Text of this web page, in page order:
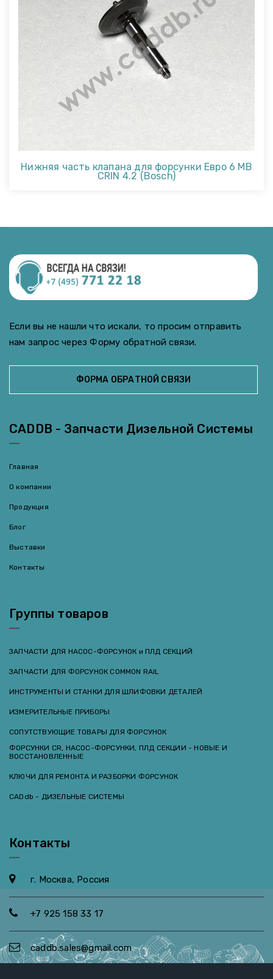
Нижняя часть клапана для форсунки Евро 6 MB
CRIN 4.2 (Bosch)
Если вы не нашли что искали, то просим отправить
нам запрос через Форму обратной связи.
ФОРМА ОБРАТНОЙ СВЯЗИ
CADDB - Запчасти Дизельной Системы
Главная
О компании
Продукция
Блог
Выставки
Контакты
Группы товаров
ЗАПЧАСТИ ДЛЯ НАСОС-ФОРСУНОК и ПЛД СЕКЦИЙ
ЗАПЧАСТИ ДЛЯ ФОРСУНОК COMMON RAIL
ИНСТРУМЕНТЫ И СТАНКИ ДЛЯ ШЛИФОВКИ ДЕТАЛЕЙ
ИЗМЕРИТЕЛЬНЫЕ ПРИБОРЫ
СОПУТСТВУЮЩИЕ ТОВАРЫ ДЛЯ ФОРСУНОК
ФОРСУНКИ CR, НАСОС-ФОРСУНКИ, ПЛД СЕКЦИИ - НОВЫЕ И
ВОССТАНОВЛЕННЫЕ
КЛЮЧИ ДЛЯ РЕМОНТА И РАЗБОРКИ ФОРСУНОК
CADdb - ДИЗЕЛЬНЫЕ СИСТЕМЫ
Контакты
г. Москва, Россия
+7 925 158 33 17
caddb.sales@gmail.com